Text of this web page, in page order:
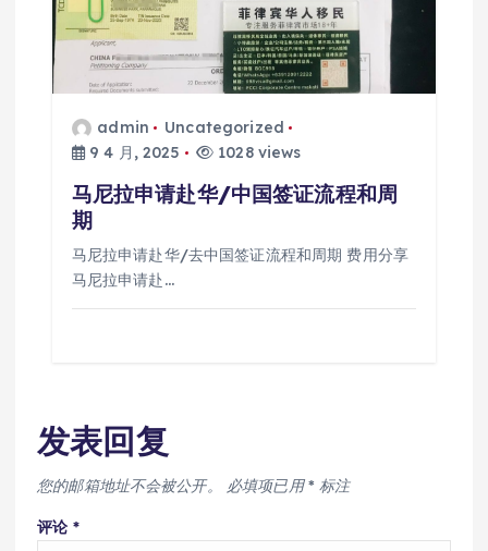
admin
Uncategorized
9 4 月, 2025
1028 views
马尼拉申请赴华/中国签证流程和周
期
马尼拉申请赴华/去中国签证流程和周期 费用分享
马尼拉申请赴…
发表回复
您的邮箱地址不会被公开。 必填项已用* 标注
评论 *